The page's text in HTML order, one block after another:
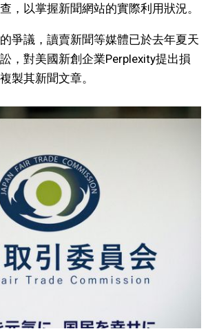
，以掌握新聞網站的實際利用狀況。
爭議，讀賣新聞等媒體已於去年夏天
，對美國新創企業Perplexity提出損
製其新聞文章。